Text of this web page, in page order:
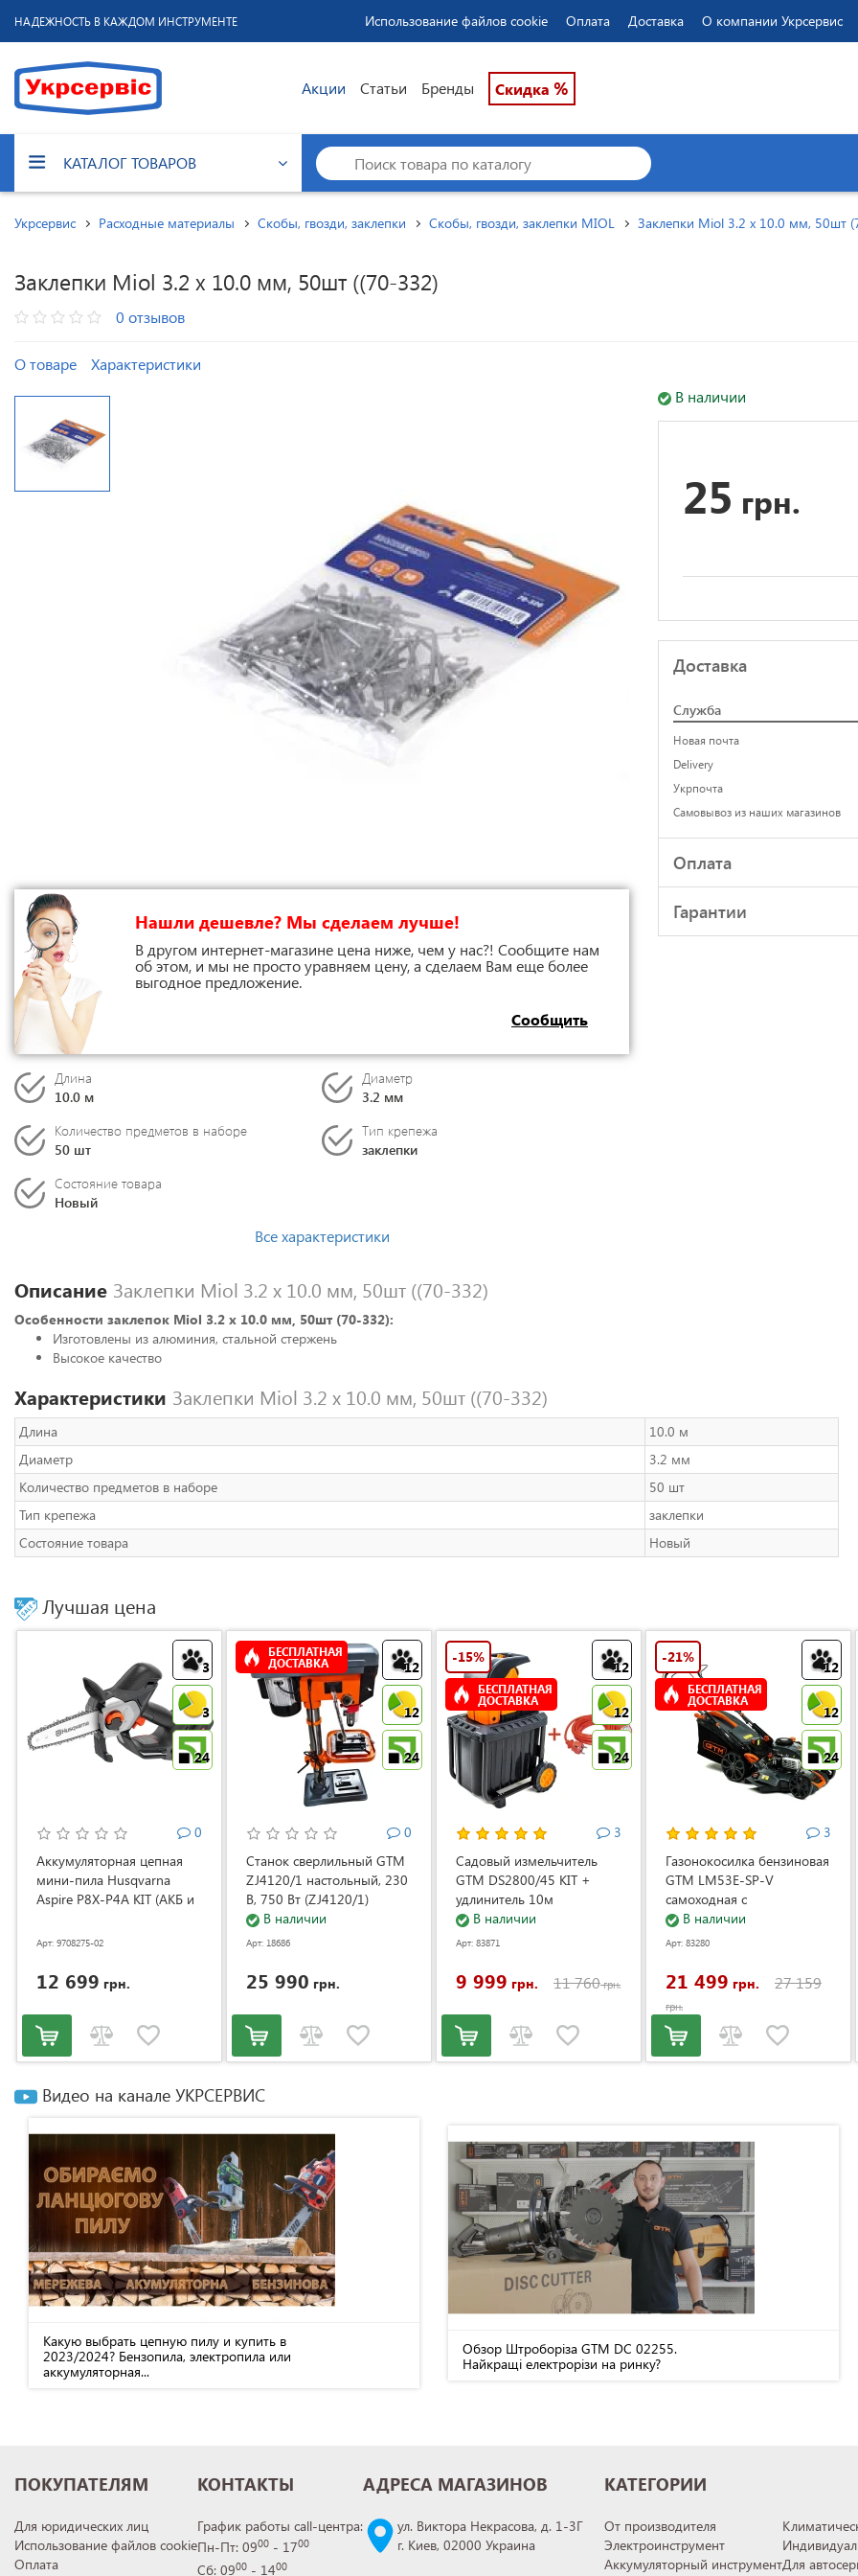
НАДЕЖНОСТЬ В КАЖДОМ ИНСТРУМЕНТЕ Использование файлов cookie Оплата Доставка О компании Укрсервис
Акции Статьи Бренды Скидка %
КАТАЛОГ ТОВАРОВ
Укрсервис Расходные материалы Скобы, гвозди, заклепки Скобы, гвозди, заклепки MIOL Заклепки Miol 3.2 х 10.0 мм, 50шт
Заклепки Miol 3.2 х 10.0 мм, 50шт ((70-332)
0 отзывов
О товаре Характеристики
Нашли дешевле? Мы сделаем лучше!
В другом интернет-магазине цена ниже, чем у нас?! Сообщите нам
об этом, и мы не просто уравняем цену, а сделаем Вам еще более
выгодное предложение.
Сообщить
Длина
10.0 м
Диаметр
3.2 мм
Количество предметов в наборе
50 шт
Тип крепежа
заклепки
Состояние товара
Новый
Все характеристики
В наличии
25 грн.
Доставка
Служба
Новая почта
Delivery
Укрпочта
Самовывоз из наших магазинов
Оплата
Гарантии
Описание Заклепки Miol 3.2 х 10.0 мм, 50шт ((70-332)
Особенности заклепок Miol 3.2 х 10.0 мм, 50шт (70-332):
Изготовлены из алюминия, стальной стержень
Высокое качество
Характеристики Заклепки Miol 3.2 х 10.0 мм, 50шт ((70-332)
Длина
10.0 м
Диаметр
3.2 мм
Количество предметов в наборе
50 шт
Тип крепежа
заклепки
Состояние товара
Новый
Лучшая цена
3
3
24
0
Аккумуляторная цепная
мини-пила Husqvarna
Aspire P8X-P4A KIT (АКБ и
Арт: 9708275-02
12 699 грн.
12
12
24
БЕСПЛАТНАЯ
ДОСТАВКА
0
Станок сверлильный GTM
ZJ4120/1 настольный, 230
В, 750 Вт (ZJ4120/1)
В наличии
Арт: 18686
25 990 грн.
12
12
24
-15%
БЕСПЛАТНАЯ
ДОСТАВКА
3
Садовый измельчитель
GTM DS2800/45 KIT +
удлинитель 10м
(DS2800/45_KIT+ext.cord)
В наличии
Арт: 83871
9 999 грн. 11 760грн.
12
12
24
-21%
БЕСПЛАТНАЯ
ДОСТАВКА
3
Газонокосилка бензиновая
GTM LM53E-SP-V
самоходная с
электростартером и
регулировкой скорости
В наличии
Арт: 83280
21 499 грн. 27 159
грн.
Видео на канале УКРСЕРВИС
Какую выбрать цепную пилу и купить в
2023/2024? Бензопила, электропила или
аккумуляторная...
Обзор Штроборіза GTM DC 02255.
Найкращі електрорізи на ринку?
ПОКУПАТЕЛЯМ
Для юридических лиц
Использование файлов cookie
Оплата
КОНТАКТЫ
График работы call-центра:
Пн-Пт: 0900 - 1700
Сб: 0900 - 1400
АДРЕСА МАГАЗИНОВ
ул. Виктора Некрасова, д. 1-3Г
г. Киев, 02000 Украина
КАТЕГОРИИ
От производителя
Электроинструмент
Аккумуляторный инструментДля